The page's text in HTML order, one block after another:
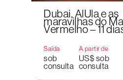
Dubai, AlUla e as
maravilhas do
Vermelho – 11
Saída
sob
consulta
A partir de
US$ sob
consulta